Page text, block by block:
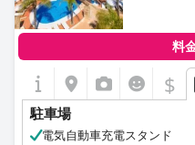
料
$
駐車場
電気自動車充電スタンド